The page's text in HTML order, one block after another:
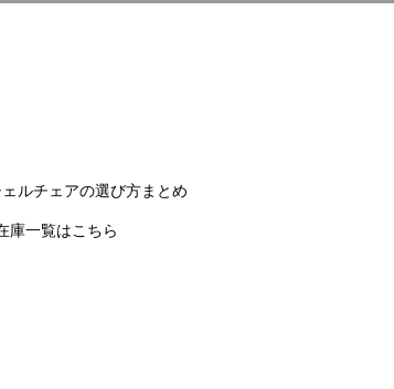
ェルチェアの選び方まとめ
庫一覧はこちら